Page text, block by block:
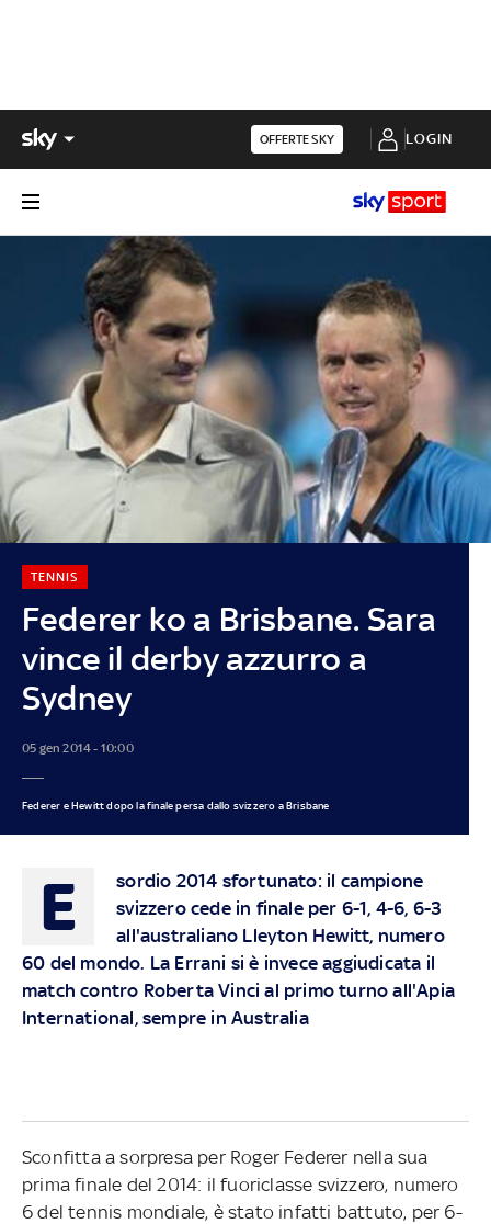
OFFERTE SKY LOGIN
Federer ko a Brisbane. Sara
vince il derby azzurro a
Sydney
TENNIS
05 gen 2014 - 10:00
Federer e Hewitt dopo la finale persa dallo svizzero a Brisbane
E
sordio 2014 sfortunato: il campione
svizzero cede in finale per 6-1, 4-6, 6-3
all'australiano Lleyton Hewitt, numero
60 del mondo. La Errani si è invece aggiudicata il
match contro Roberta Vinci al primo turno all'Apia
International, sempre in Australia
Sconfitta a sorpresa per Roger Federer nella sua
prima finale del 2014: il fuoriclasse svizzero, numero
6 del tennis mondiale, è stato infatti battuto, per 6-